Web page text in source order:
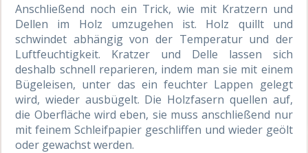
Anschließend noch ein Trick, wie mit Kratzern und
Dellen im Holz umzugehen ist. Holz quillt und
schwindet abhängig von der Temperatur und der
Luftfeuchtigkeit. Kratzer und Delle lassen sich
deshalb schnell reparieren, indem man sie mit einem
Bügeleisen, unter das ein feuchter Lappen gelegt
wird, wieder ausbügelt. Die Holzfasern quellen auf,
die Oberfläche wird eben, sie muss anschließend nur
mit feinem Schleifpapier geschliffen und wieder geölt
oder gewachst werden.